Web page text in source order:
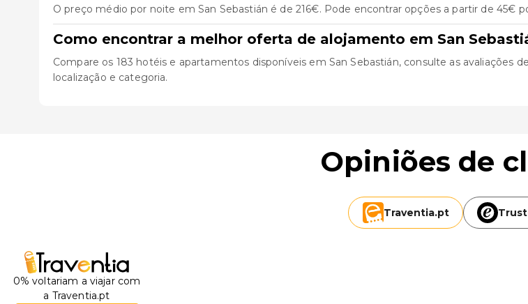
O preço médio por noite em San Sebastián é de 216€. Pode encontrar opções a partir de 45€
Como encontrar a melhor oferta de alojamento em San
Compare os 183 hotéis e apartamentos disponíveis em San Sebastián, consulte as avaliações
localização e categoria.
Opiniões de
Traventia.pt
0% voltariam a viajar com
a Traventia.pt